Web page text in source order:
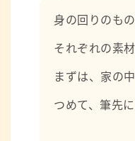
身の回りのも
それぞれの素
まずは、家の
つめて、筆先に